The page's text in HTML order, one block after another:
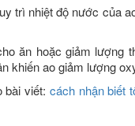
trì nhiệt độ nước của
ăn hoặc giảm lượng
khiến ao giảm lượng
bài viết: cách nhận biết